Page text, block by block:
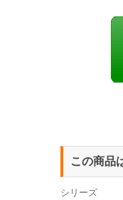
この商品
シリーズ